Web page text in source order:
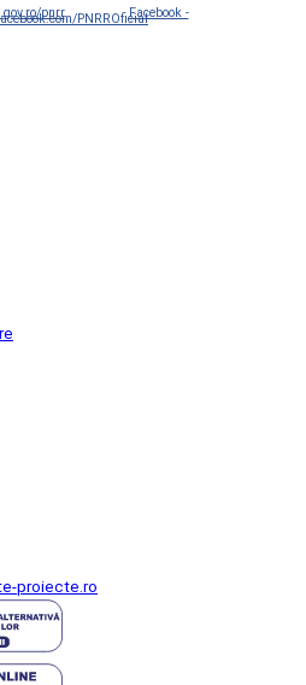
pnrr Facebook -
PNRROficial
proiecte.ro